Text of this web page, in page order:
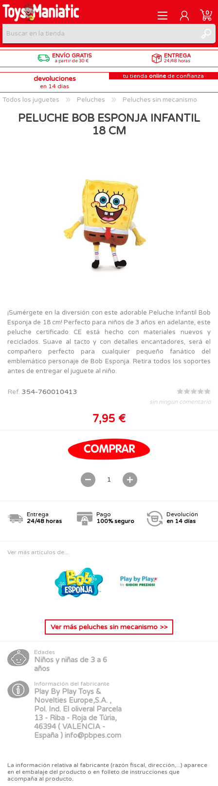
REGISTRARME
INICIAR SESIÓN
0
ENVÍO GRATIS
a partir de 30 €
ENTREGA
24/48 horas
devoluciones
en 14 días
tu tienda online de confianza
Todos los juguetes Peluches Peluches sin mecanismo
PELUCHE BOB ESPONJA INFANTIL
18 CM
¡Sumérgete en la diversión con este adorable Peluche Infantil Bob
Esponja de 18 cm! Perfecto para niños de 3 años en adelante, este
peluche certificado CE está hecho con materiales nuevos y
reciclados. Suave al tacto y con detalles encantadores, será el
compañero perfecto para cualquier pequeño fanático del
emblemático personaje de Bob Esponja. Retira todos los soportes
antes de entregar el juguete al niño.
Ref. 354-760010413
sin ningún comentario
7,95 €
Entrega
24/48 horas
Pago
100% seguro
Devolución
en 14 días
Ver más artículos de...
Ver más peluches sin mecanismo >>
Edades
Niños y niñas de 3 a 6
años
Información del fabricante
Play By Play Toys &
Novelties Europe,S.A. ,
Pol. Ind. El oliveral Parcela
13 - Riba - Roja de Túria,
46394 ( VALENCIA -
España ) info@pbpes.com
La información relativa al fabricante (razón fiscal, dirección,...) aparece
en el embalaje del producto o en folleto de instrucciones que
acompaña al producto.